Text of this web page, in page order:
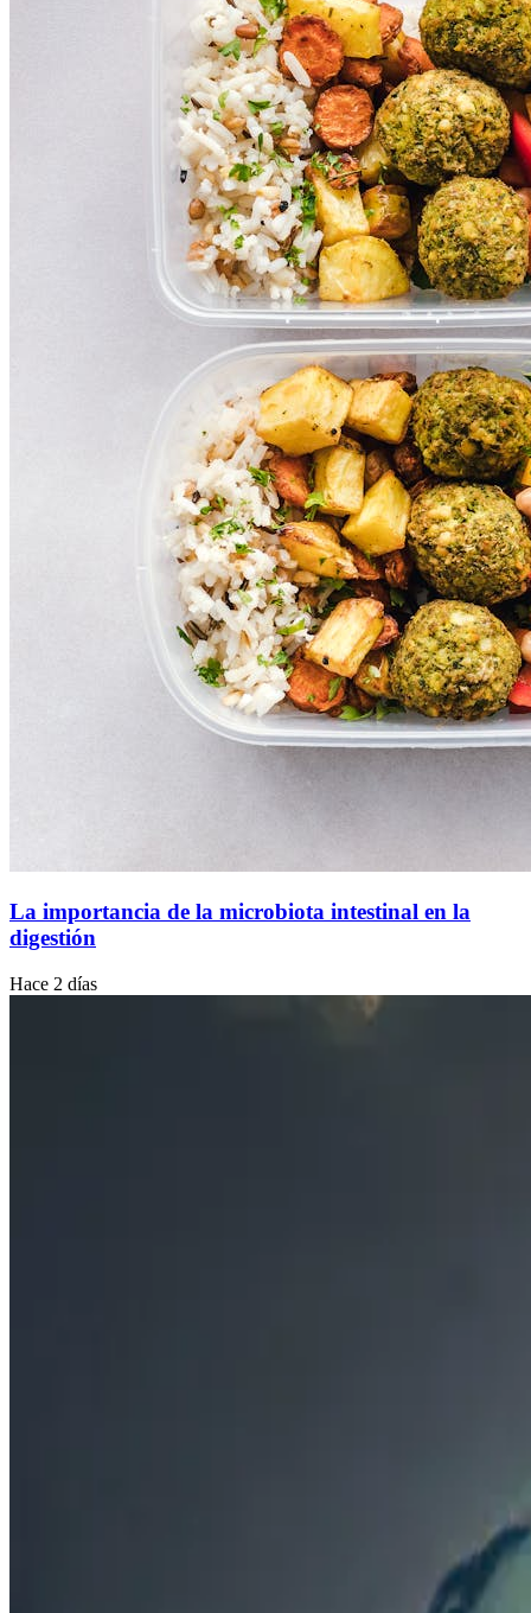
La importancia de la microbiota intestinal en la
digestión
Hace 2 días